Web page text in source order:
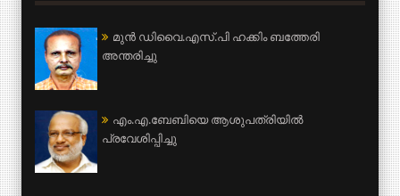
മുന്‍ ഡിവൈ.എസ്.പി ഹക്കിം ബത്തേരി
അന്തരിച്ചു
എം.എ.ബേബിയെ ആശുപത്രിയില്‍
പ്രവേശിപ്പിച്ചു